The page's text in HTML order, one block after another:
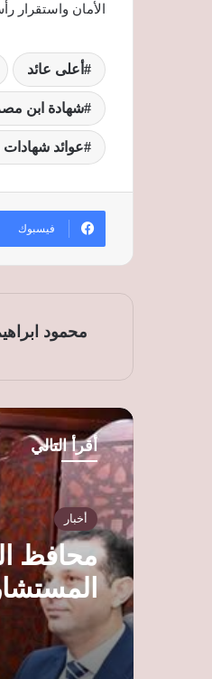
الأمان واستقرار
أعلى عائد
شهادة ابن
عوائد
فيسبوك
محمود
أقرأ التالي
أخبار
محافظ
مستشارا